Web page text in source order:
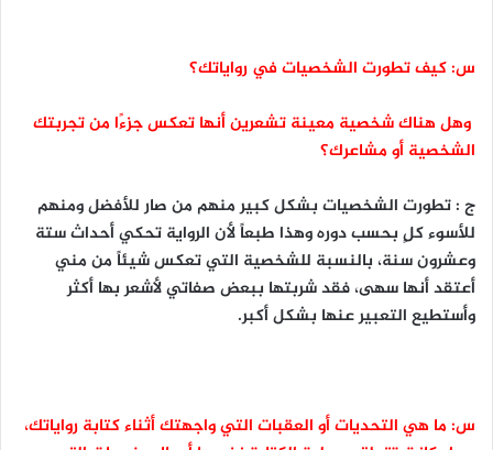
س: كيف تطورت الشخصيات في رواياتك؟
وهل هناك شخصية معينة تشعرين أنها تعكس جزءًا من تجربتك
الشخصية أو مشاعرك؟
ج : تطورت الشخصيات بشكل كبير منهم من صار للأفضل ومنهم
للأسوء كلٍ بحسب دوره وهذا طبعاً لأن الرواية تحكي أحداث ستة
وعشرون سنة، بالنسبة للشخصية التي تعكس شيئاً من مني
أعتقد أنها سهى، فقد شربتها ببعض صفاتي لأشعر بها أكثر
وأستطيع التعبير عنها بشكل أكبر.
س: ما هي التحديات أو العقبات التي واجهتك أثناء كتابة رواياتك،